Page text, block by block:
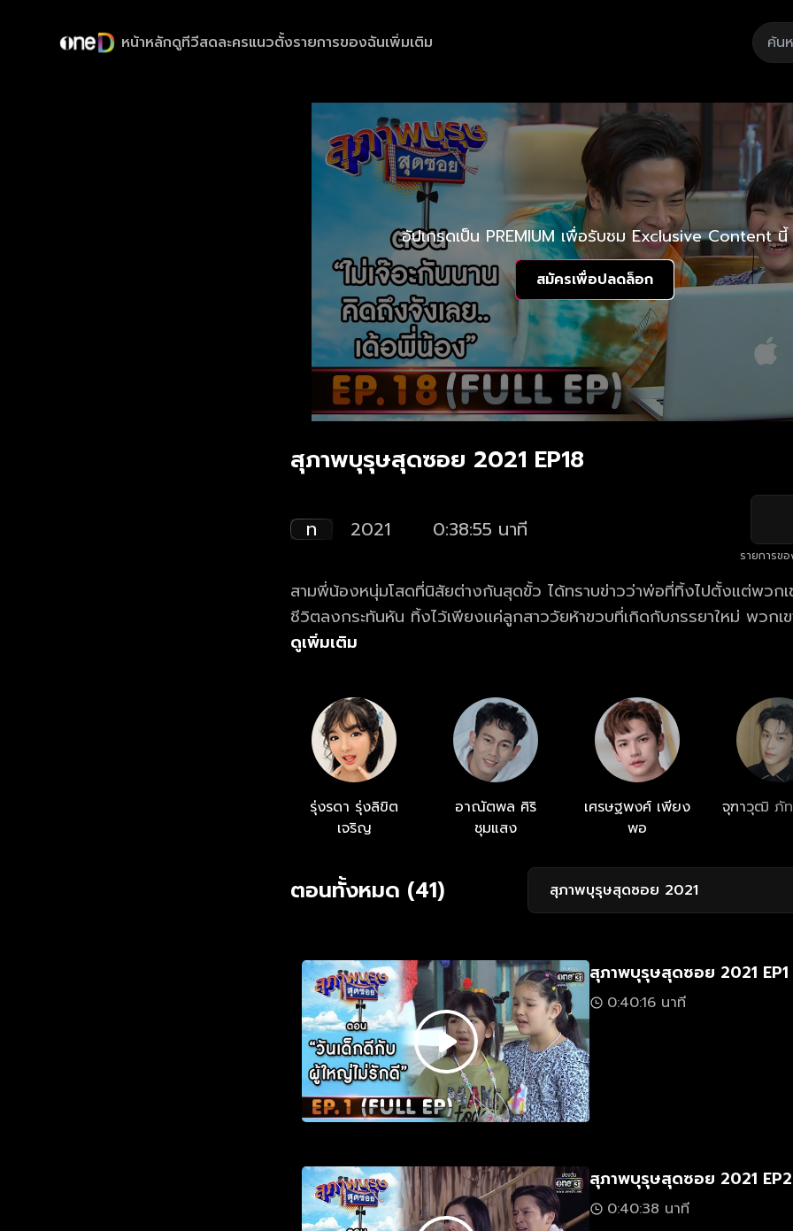
หน้าหลักดูทีวีสดละครแนวตั้งรายการของฉันเพิ่มเติม
อัปเกรดเป็น PREMIUM เพื่อรับชม Exclusive Content นี้
สมัครเพื่อปลดล็อก
สุภาพบุรุษสุดซอย 2021 EP18
ท 2021 0:38:55 นาที
รายการข
สามพี่น้องหนุ่มโสดที่นิสัยต่างกันสุดขั้ว ได้ทราบข่าวว่าพ่อที่ทิ้งไปตั้งแต่พวกเ
ชีวิตลงกระทันหัน ทิ้งไว้เพียงแค่ลูกสาววัยห้าขวบที่เกิดกับภรรยาใหม่ พวกเ
บทคุณพ่อจำเป็น เพื่อไม่ให้น้องสาวขาดความอบอุ่นเหมือนพวกเขา
ดูเพิ่มเติม
รุ่งรดา รุ่งลิขิต
เจริญ
อาณัตพล ศิริ
ชุมแสง
เศรษฐพงศ์ เพียง
พอ
จุฑาวุฒิ ภั
ตอนทั้งหมด (41) สุภาพบุรุษสุดซอย 2021
สุภาพบุรุษสุดซอย 2021 EP1
0:40:16 นาที
สุภาพบุรุษสุดซอย 2021 EP2
0:40:38 นาที